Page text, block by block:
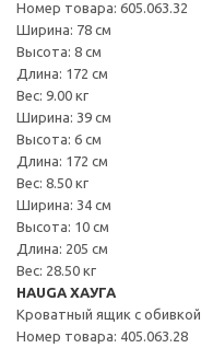
Номер товара: 605.063.32
Ширина: 78 см
Высота: 8 см
Длина: 172 см
Вес: 9.00 кг
Ширина: 39 см
Высота: 6 см
Длина: 172 см
Вес: 8.50 кг
Ширина: 34 см
Высота: 10 см
Длина: 205 см
Вес: 28.50 кг
HAUGA ХАУГА
Кроватный ящик с обивкой
Номер товара: 405.063.28